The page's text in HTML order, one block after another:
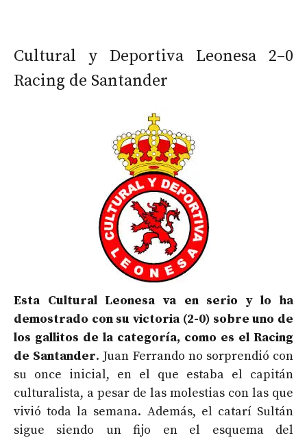
Cultural y Deportiva Leonesa 2–0
Racing de Santander
Esta Cultural Leonesa va en serio y lo ha
demostrado con su victoria (2-0) sobre uno de
los gallitos de la categoría, como es el Racing
de Santander. Juan Ferrando no sorprendió con
su once inicial, en el que estaba el capitán
culturalista, a pesar de las molestias con las que
vivió toda la semana. Además, el catarí Sultán
sigue siendo un fijo en el esquema del